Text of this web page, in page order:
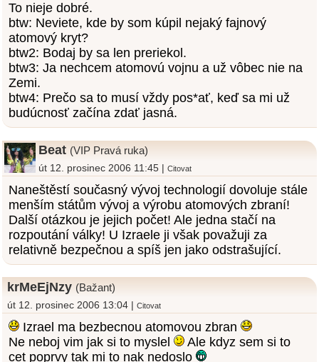
To nieje dobré.
btw: Neviete, kde by som kúpil nejaký fajnový
atomový kryt?
btw2: Bodaj by sa len preriekol.
btw3: Ja nechcem atomovú vojnu a už vôbec nie na
Zemi.
btw4: Prečo sa to musí vždy pos*ať, keď sa mi už
budúcnosť začína zdať jasná.
Beat (VIP Pravá ruka)
út 12. prosinec 2006 11:45 | Citovat
Naneštěstí současný vývoj technologií dovoluje stále
menším státům vývoj a výrobu atomových zbraní!
Další otázkou je jejich počet! Ale jedna stačí na
rozpoutání války! U Izraele ji však považuji za
relativně bezpečnou a spíš jen jako odstrašující.
krMeEjNzy (Bažant)
út 12. prosinec 2006 13:04 | Citovat
Izrael ma bezbecnou atomovou zbran
Ne neboj vim jak si to myslel
Ale kdyz sem si to
cet poprvy tak mi to nak nedoslo